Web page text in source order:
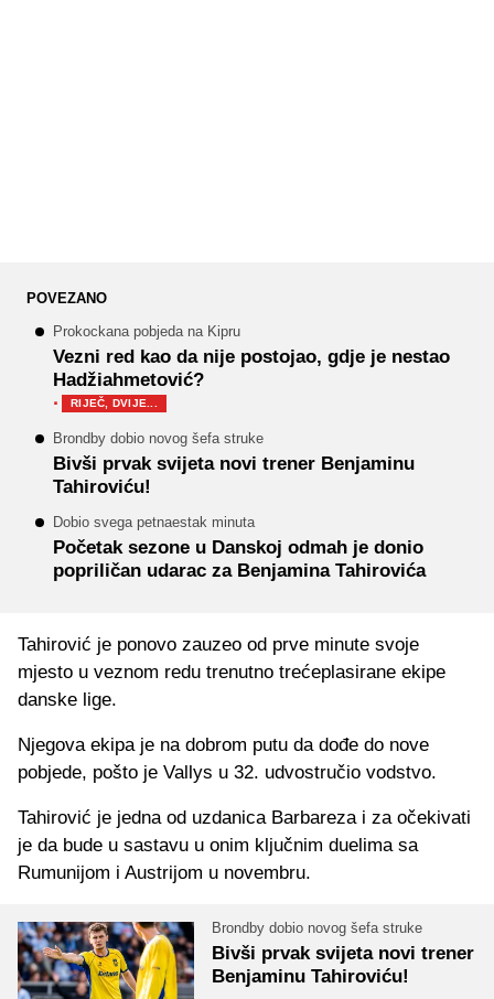
POVEZANO
Prokockana pobjeda na Kipru
Vezni red kao da nije postojao, gdje je nestao
Hadžiahmetović?
· RIJEČ, DVIJE...
Brondby dobio novog šefa struke
Bivši prvak svijeta novi trener Benjaminu
Tahiroviću!
Dobio svega petnaestak minuta
Početak sezone u Danskoj odmah je donio
popriličan udarac za Benjamina Tahirovića
Tahirović je ponovo zauzeo od prve minute svoje
mjesto u veznom redu trenutno trećeplasirane ekipe
danske lige.
Njegova ekipa je na dobrom putu da dođe do nove
pobjede, pošto je Vallys u 32. udvostručio vodstvo.
Tahirović je jedna od uzdanica Barbareza i za očekivati
je da bude u sastavu u onim ključnim duelima sa
Rumunijom i Austrijom u novembru.
Brondby dobio novog šefa struke
Bivši prvak svijeta novi trener
Benjaminu Tahiroviću!